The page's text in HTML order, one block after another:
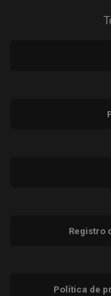
Registro
Política de